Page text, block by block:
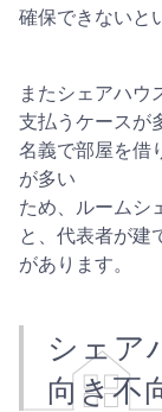
確保できないと
またシェアハウ
支払うケースが
名義で部屋を借
が多い
ため、ルームシ
と、代表者が建
があります。
シェア
向き不